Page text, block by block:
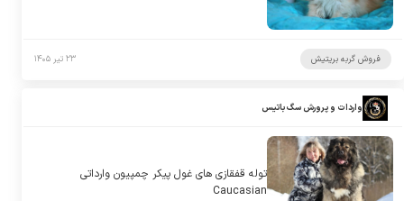
فروش گربه بریتیش ۲۳ تیر ۱۴۰۵
واردات و پرورش سگ باتیس
توله قفقازی های غول پیکر چمپیون وارداتی
Caucasian